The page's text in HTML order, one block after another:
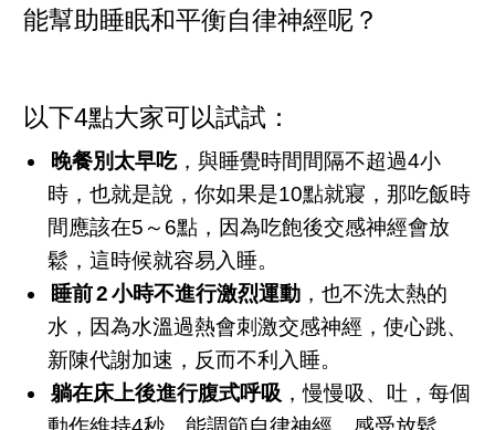
能幫助睡眠和平衡自律神經呢？
以下4點大家可以試試：
晚餐別太早吃，與睡覺時間間隔不超過4小
時，也就是說，你如果是10點就寢，那吃飯時
間應該在5～6點，因為吃飽後交感神經會放
鬆，這時候就容易入睡。
睡前2小時不進行激烈運動 ，也不洗太熱的
水，因為水溫過熱會刺激交感神經，使心跳、
新陳代謝加速，反而不利入睡。
躺在床上後進行腹式呼吸 ，慢慢吸、吐，每個